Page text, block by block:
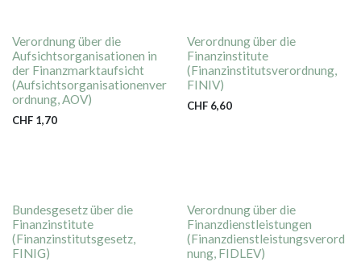
Verordnung über die
Aufsichtsorganisationen in
der Finanzmarktaufsicht
(Aufsichtsorganisationenver
ordnung, AOV)
CHF 1,70
Verordnung über die
Finanzinstitute
(Finanzinstitutsverordnung,
FINIV)
CHF 6,60
Bundesgesetz über die
Finanzinstitute
(Finanzinstitutsgesetz,
FINIG)
Verordnung über die
Finanzdienstleistungen
(Finanzdienstleistungsverord
nung, FIDLEV)